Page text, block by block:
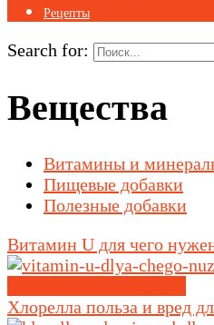
Рецепты
Search for:
Вещества
Витамины и
Пищевые добавки
Полезные добавки
Витамин U для чего
Хлорелла польза и вред